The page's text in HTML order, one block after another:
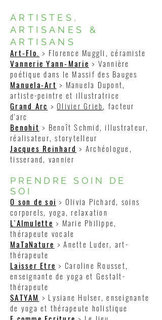
ARTISTES,
ARTISANES &
ARTISANS
Art-Flo. > Florence Muggli, céramiste
Vannerie Yann-Marie > Vannière
poétique dans le Massif des Bauges
Manuela-Art > Manuela Dupont,
artiste-peintre et illustratrice
Grand Arc > Olivier Grieb, facteur
d'arc
Benohit > Benoît Schmid, illustrateur,
réalisateur, storytelleur
Jacques Reinhard > Archéologue,
tisserand, vannier
PRENDRE SOIN D E
S OI
O son de soi > Olivia Pichard, soins
corporels, yoga, relaxation
L'Almulette > Marie Philippe,
thérapeute vocale
MaTaNature > Anette Luder, art-
thérapeute
Laisser Etre > Caroline Rousset,
enseignante de yoga et Gestalt-
thérapeute
SATYAM > Lysiane Hulser, enseignante
de yoga et thérapeute holistique